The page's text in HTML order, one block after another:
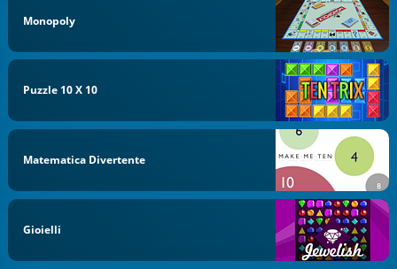
Monopoly
Puzzle 10 X 10
Matematica Divertente
Gioielli